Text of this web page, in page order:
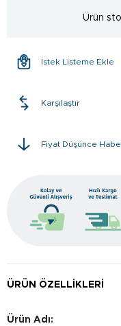
Ürün
İstek Listeme Ekle
Karşılaştır
Fiyat Düşünce
ÜRÜN ÖZELLIKLERI
Ürün Adı: